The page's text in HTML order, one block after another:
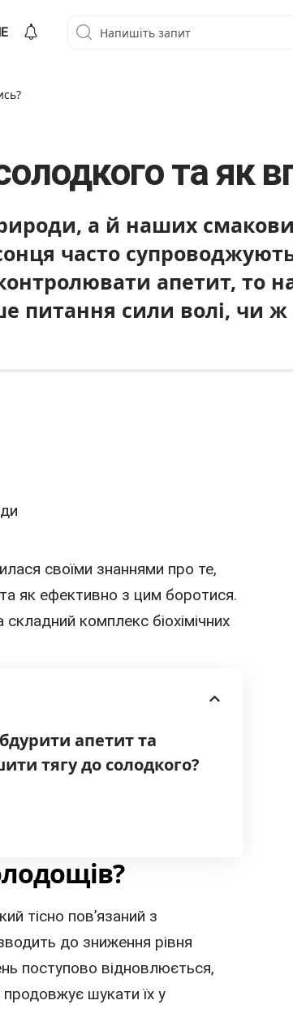
та як
а й наших
часто
апетит, то
сили волі, чи ж
своїми знаннями про те,
як ефективно з цим боротися.
комплекс біохімічних
апетит та
тягу до солодкого?
тісно пов’язаний з
до зниження рівня
поступово відновлюється,
шукати їх у